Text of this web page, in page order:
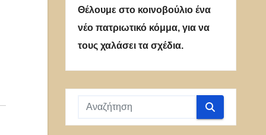
Θέλουμε στο κοινοβούλιο ένα
νέο πατριωτικό κόμμα, για να
τους χαλάσει τα σχέδια.